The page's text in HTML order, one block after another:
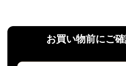
お買い物前にご